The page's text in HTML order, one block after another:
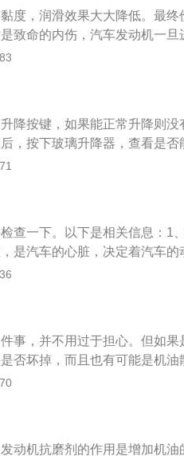
度，润滑效果大大降低。最终
致命的内伤，汽车发动机一旦
缸。发动机只是混合了水汽从
较多，但是不影响正常驾驶，
，需要更换机油和清理发动机
多，但是没有启动汽车，发动
，在重新装起来并跟换机油即
机，内燃机。外燃机，就是说
降按键，如果能正常升降则没
，按下玻璃升降器，查看是否
。玻璃升降器的介绍：玻璃升
式的电动升降方式，使用电动
机、减速器、导绳、导向板、
查一下。以下是相关信息：1
是汽车的心脏，决定着汽车的
源不同，汽车发动机可分为柴
者粉尘特别大的地区时，也要
事，并不用过于担心。但如果
否坏掉，而且也有可能是机油
能性。所以当出现这种情况时
使用的金属缓蚀剂不相同，因
期多为两年：添加时应确认该产
动机抗磨剂的作用是增加机油